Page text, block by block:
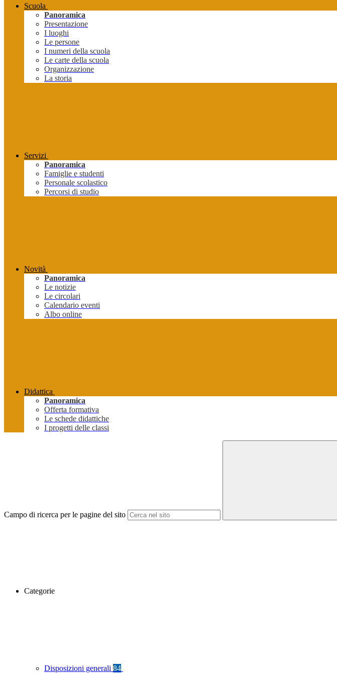
Scuola
Panoramica
Presentazione
I luoghi
Le persone
I numeri della scuola
Le carte della scuola
Organizzazione
La storia
Servizi
Panoramica
Famiglie e studenti
Personale scolastico
Percorsi di studio
Novità
Panoramica
Le notizie
Le circolari
Calendario eventi
Albo online
Didattica
Panoramica
Offerta formativa
Le schede didattiche
I progetti delle classi
Campo di ricerca per le pagine del sito
Categorie
Disposizioni generali 84